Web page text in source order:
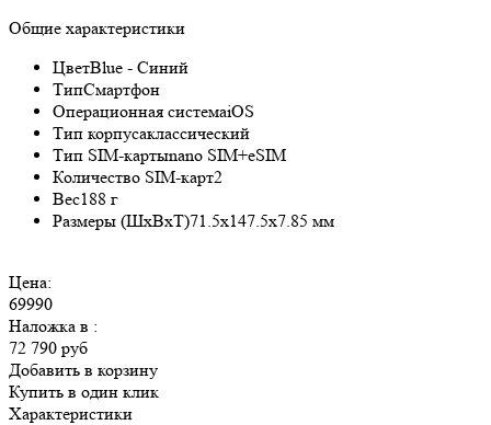
Общие характеристики
ЦветBlue - Синий
ТипСмартфон
Операционная системаiOS
Тип корпусаклассический
Тип SIM-картыnano SIM+eSIM
Количество SIM-карт2
Вес188 г
Размеры (ШxВxТ)71.5x147.5x7.85 мм
Цена:
69990
Наложка в :
72 790 руб
Добавить в корзину
Купить в один клик
Характеристики